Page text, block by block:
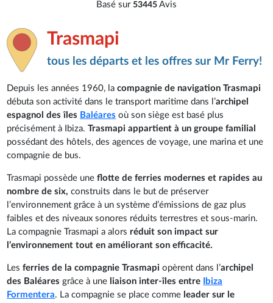
Basé sur53445Avis
Trasmapi
tous les départs et les offres sur Mr Ferry!
Depuis les années 1960, lacompagnie de navigation Trasmapi
débuta son activité dans le transport maritime dans l’archipel
espagnol des îles Baléares où son siège est basé plus
précisément à Ibiza.Trasmapi appartient à un groupe familial
possédant des hôtels, des agences de voyage, une marina et une
compagnie de bus.
Trasmapi possède uneflotte de ferries modernes et rapides au
nombre de six,construits dans le but de préserver
l’environnement grâce à un système d’émissions de gaz plus
faibles et des niveaux sonores réduits terrestres et sous-marin.
La compagnie Trasmapi a alors réduit son impact sur
l’environnement tout en améliorant son efficacité.
Lesferries de la compagnie Trasmapi opèrent dans l’archipel
des Baléaresgrâce à une liaison inter-îles entre
Ibiza
Formentera. La compagnie se place comme leader sur le